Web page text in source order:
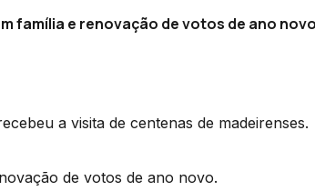
família e renovação de votos de ano
a visita de centenas de madeirenses.
de votos de ano novo.